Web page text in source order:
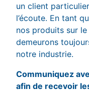
un client
l’écoute. En tant
nos produits sur
demeurons
notre industrie.
Communiquez
afin de recevoir